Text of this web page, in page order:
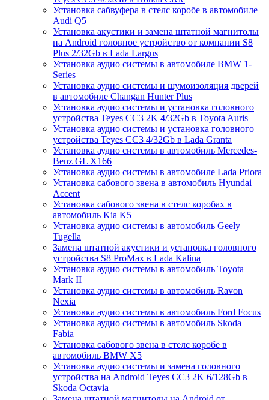
Установка сабвуфера в стелс коробе в автомобиле
Audi Q5
Установка акустики и замена штатной магнитолы
на Android головное устройство от компании S8
Plus 2/32Gb в Lada Largus
Установка аудио системы в автомобиле BMW 1-
Series
Установка аудио системы и шумоизоляция дверей
в автомобиле Changan Hunter Plus
Установка аудио системы и установка головного
устройства Teyes CC3 2K 4/32Gb в Toyota Auris
Установка аудио системы и установка головного
устройства Teyes CC3 4/32Gb в Lada Granta
Установка аудио системы в автомобиль Mercedes-
Benz GL X166
Установка аудио системы в автомобиле Lada Priora
Установка сабового звена в автомобиль Hyundai
Accent
Установка сабового звена в стелс коробах в
автомобиль Kia K5
Установка аудио системы в автомобиль Geely
Tugella
Замена штатной акустики и установка головного
устройства S8 ProMax в Lada Kalina
Установка аудио системы в автомобиль Toyota
Mark II
Установка аудио системы в автомобиль Ravon
Nexia
Установка аудио системы в автомобиль Ford Focus
Установка аудио системы в автомобиль Skoda
Fabia
Установка сабового звена в стелс коробе в
автомобиль BMW X5
Установка аудио системы и замена головного
устройства на Android Teyes CC3 2K 6/128Gb в
Skoda Octavia